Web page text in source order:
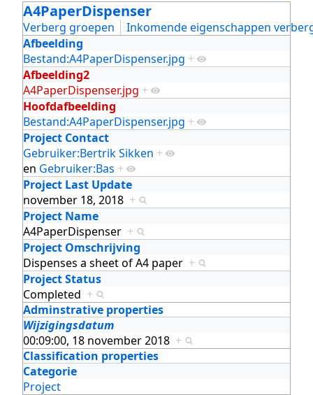
A4PaperDispenser
Verberg groepen
Inkomende eigenschappen
Afbeelding
Bestand:A4PaperDispenser.jpg +
Afbeelding2
A4PaperDispenser.jpg +
Hoofdafbeelding
Bestand:A4PaperDispenser.jpg +
Project Contact
Gebruiker:Bertrik Sikken +
en Gebruiker:Bas +
Project Last Update
november 18, 2018 +
Project Name
A4PaperDispenser +
Project Omschrijving
Dispenses a sheet of A4 paper +
Project Status
Completed +
Adminstrative properties
Wijzigingsdatum
00:09:00, 18 november 2018 +
Classification properties
Categorie
Project